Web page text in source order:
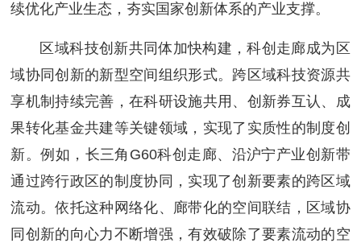
续优化产业生态，夯实国家创新体系的产业支撑。
区域科技创新共同体加快构建，科创走廊成为区
域协同创新的新型空间组织形式。跨区域科技资源共
享机制持续完善，在科研设施共用、创新券互认、成
果转化基金共建等关键领域，实现了实质性的制度创
新。例如，长三角G60科创走廊、沿沪宁产业创新带
通过跨行政区的制度协同，实现了创新要素的跨区域
流动。依托这种网络化、廊带化的空间联结，区域协
同创新的向心力不断增强，有效破除了要素流动的空